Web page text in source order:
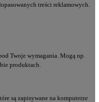
treści reklamowych.
Twoje wymagania. Mogą np.
produktach.
są zapisywane na komputerze